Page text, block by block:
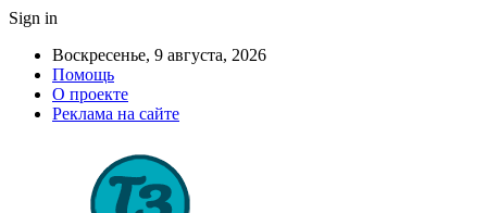
Sign in
Воскресенье, 9 августа, 2026
Помощь
О проекте
Реклама на сайте